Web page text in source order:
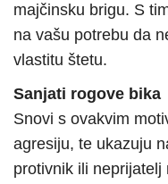
majčinsku brigu. S
na vašu potrebu da
vlastitu štetu.
Sanjati rogove bika
Snovi s ovakvim
agresiju, te ukazuju
protivnik ili